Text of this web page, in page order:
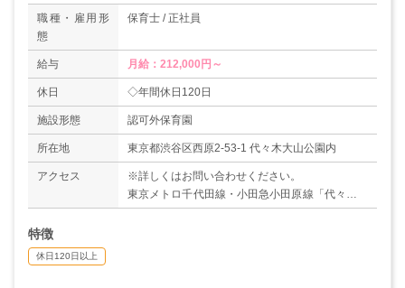
職種・雇用形
態
保育士 / 正社員
給与 月給：212,000円～
休日 ◇年間休日120日
施設形態 認可外保育園
所在地 東京都渋谷区西原2-53-1 代々木大山公園内
アクセス
※詳しくはお問い合わせください。
東京メトロ千代田線・小田急小田原線「代々木上
原駅」下車、徒歩7分
特徴
休日120日以上